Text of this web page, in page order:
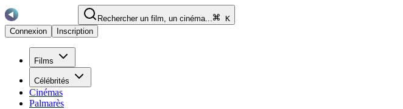
Rechercher un film, un cinéma...
K
Connexion
Inscription
Films
Célébrités
Cinémas
Palmarès